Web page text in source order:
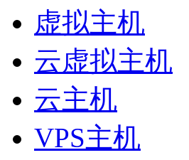
虚拟主机
云虚拟主机
云主机
VPS主机